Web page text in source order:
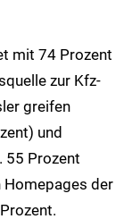
mit 74 Prozent
zur Kfz-
greifen
und
55 Prozent
Homepages der